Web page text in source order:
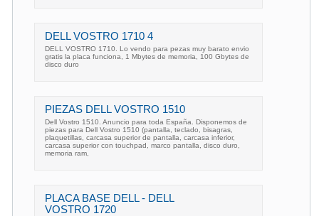
DELL VOSTRO 1710 4
DELL VOSTRO 1710. Lo vendo para pezas muy barato envio
gratis la placa funciona, 1 Mbytes de memoria, 100 Gbytes de
disco duro
PIEZAS DELL VOSTRO 1510
Dell Vostro 1510. Anuncio para toda España. Disponemos de
piezas para Dell Vostro 1510 (pantalla, teclado, bisagras,
plaquetillas, carcasa superior de pantalla, carcasa inferior,
carcasa superior con touchpad, marco pantalla, disco duro,
memoria ram,
PLACA BASE DELL - DELL
VOSTRO 1720